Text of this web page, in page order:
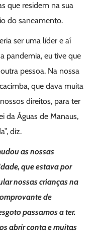
que residem na sua
do saneamento.
ser uma líder e aí
pandemia, eu tive que
pessoa. Na nossa
que dava muita
direitos, para ter
da Águas de Manaus,
diz.
as nossas
que estava por
nossas crianças na
de
passamos a ter.
abrir conta e muitas